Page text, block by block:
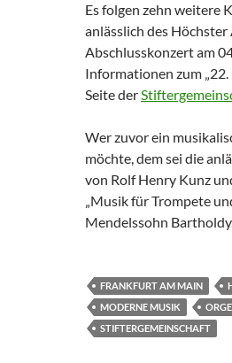
Es folgen zehn weitere
anlässlich des
Abschlusskonzert am
Informationen zum
Seite der
Wer zuvor ein
möchte, dem sei die
von Rolf Henry Kunz
„Musik für Trompete
Mendelssohn
FRANKFURT AM MAIN
MODERNE MUSIK
STIFTERGEMEINSCHAFT